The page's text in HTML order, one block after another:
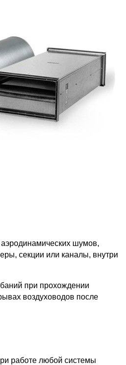
шумов,
секции или каналы, внутри
при прохождении
воздуховодов после
работе любой системы